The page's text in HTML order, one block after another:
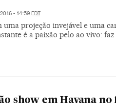
- 14:59 EDT
projeção invejável e uma
é a paixão pelo ao vivo: faz
show em Havana no